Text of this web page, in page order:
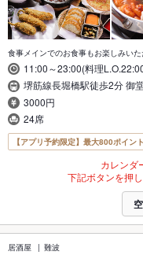
食事メインでのお食事もお楽しみい
11:00～23:00(料理
堺筋線長堀橋駅徒歩2分 御
3000円
24席
【アプリ予約限定】最大800ポイン
カレンダ
下記ボタンを押
居酒屋 難波